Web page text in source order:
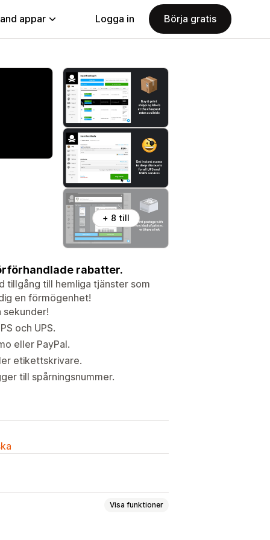
appar Logga in Börja gratis
+ 8 till
rabatter.
tillgång till hemliga tjänster som
en förmögenhet!
sekunder!
och UPS.
eller PayPal.
etikettskrivare.
till spårningsnummer.
Visa funktioner